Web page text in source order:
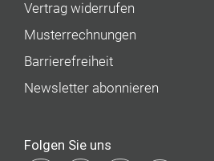
Vertrag widerrufen
Musterrechnungen
Barrierefreiheit
Newsletter abonnieren
Folgen Sie uns